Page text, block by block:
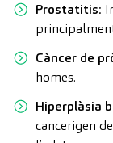
Prostatitis:
Càncer de
homes.
Hiperplàsia
cancerigen